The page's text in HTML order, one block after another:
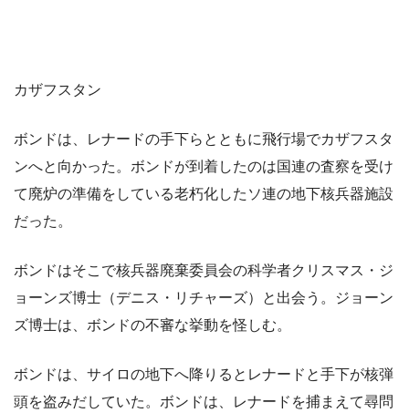
カザフスタン
ボンドは、レナードの手下らとともに飛行場でカザフスタ
ンへと向かった。ボンドが到着したのは国連の査察を受け
て廃炉の準備をしている老朽化したソ連の地下核兵器施設
だった。
ボンドはそこで核兵器廃棄委員会の科学者クリスマス・ジ
ョーンズ博士（デニス・リチャーズ）と出会う。ジョーン
ズ博士は、ボンドの不審な挙動を怪しむ。
ボンドは、サイロの地下へ降りるとレナードと手下が核弾
頭を盗みだしていた。ボンドは、レナードを捕まえて尋問